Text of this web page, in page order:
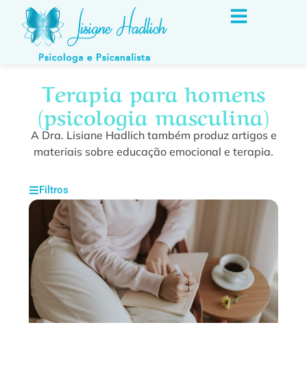
Terapia para homens
(psicologia masculina)
A Dra. Lisiane Hadlich também produz artigos e
materiais sobre educação emocional e terapia.
Filtros